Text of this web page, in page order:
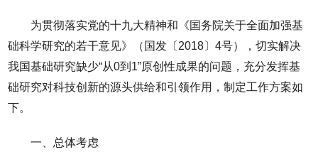
为贯彻落实党的十九大精神和《国务院关于全面加强基
础科学研究的若干意见》（国发〔2018〕4号），切实解决
我国基础研究缺少“从0到1”原创性成果的问题，充分发挥基
础研究对科技创新的源头供给和引领作用，制定工作方案如
下。
一、总体考虑